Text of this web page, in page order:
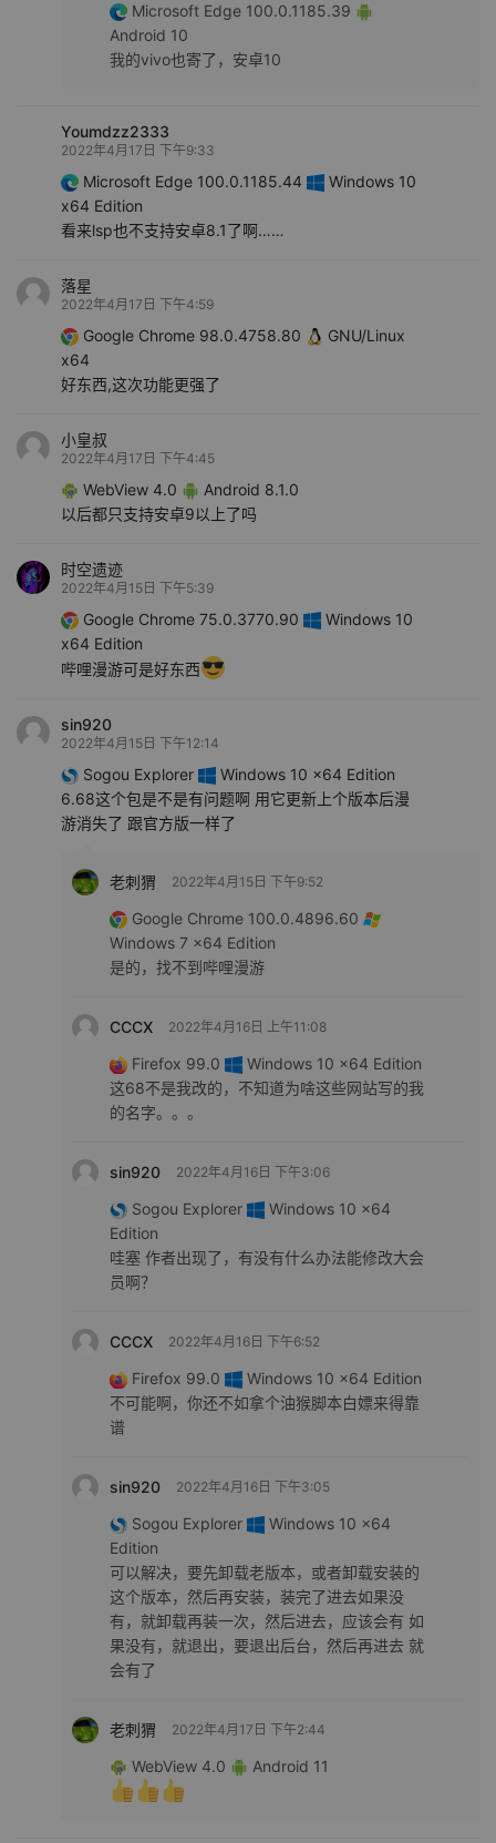
Microsoft Edge 100.0.1185.39
Android 10
我的vivo也寄了，安卓10
Youmdzz2333
2022年4月17日 下午9:33
Microsoft Edge 100.0.1185.44
Windows 10
x64 Edition
看来lsp也不支持安卓8.1了啊……
落星
2022年4月17日 下午4:59
Google Chrome 98.0.4758.80
GNU/Linux
x64
好东西,这次功能更强了
小皇叔
2022年4月17日 下午4:45
WebView 4.0
Android 8.1.0
以后都只支持安卓9以上了吗
时空遗迹
2022年4月15日 下午5:39
Google Chrome 75.0.3770.90
Windows 10
x64 Edition
哔哩漫游可是好东西
sin920
2022年4月15日 下午12:14
Sogou Explorer
Windows 10 x64 Edition
6.68这个包是不是有问题啊 用它更新上个版本后漫
游消失了 跟官方版一样了
老刺猬 2022年4月15日 下午9:52
Google Chrome 100.0.4896.60
Windows 7 x64 Edition
是的，找不到哔哩漫游
CCCX 2022年4月16日 上午11:08
Firefox 99.0
Windows 10 x64 Edition
这68不是我改的，不知道为啥这些网站写的我
的名字。。。
sin920 2022年4月16日 下午3:06
Sogou Explorer
Windows 10 x64
Edition
哇塞 作者出现了，有没有什么办法能修改大会
员啊？
CCCX 2022年4月16日 下午6:52
Firefox 99.0
Windows 10 x64 Edition
不可能啊，你还不如拿个油猴脚本白嫖来得靠
谱
sin920 2022年4月16日 下午3:05
Sogou Explorer
Windows 10 x64
Edition
可以解决，要先卸载老版本，或者卸载安装的
这个版本，然后再安装，装完了进去如果没
有，就卸载再装一次，然后进去，应该会有 如
果没有，就退出，要退出后台，然后再进去 就
会有了
老刺猬 2022年4月17日 下午2:44
WebView 4.0 Android 11